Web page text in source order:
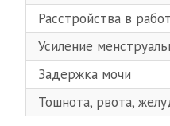
Расстройства в
Усиление
Задержка мочи
Тошнота, рвота,